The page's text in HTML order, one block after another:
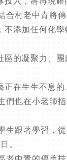
村老中青將傳
添加任何化
的凝聚力、
在生生不息的
也在小老師
跟著學習，
。